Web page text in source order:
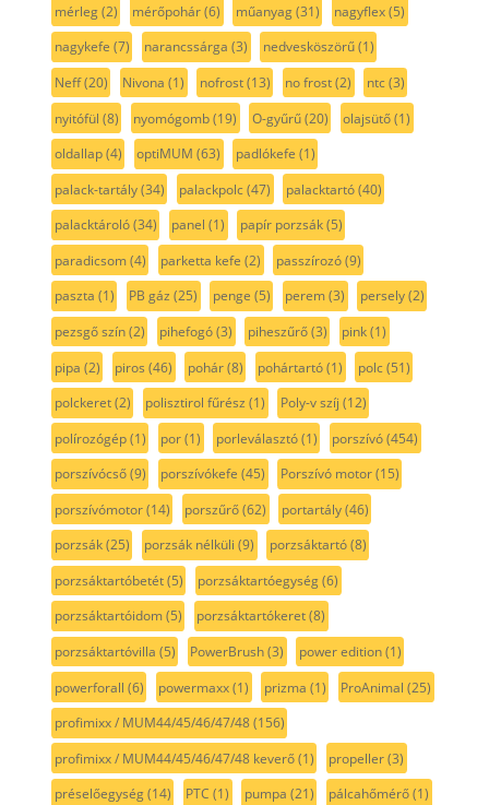
mérleg(2) mérőpohár(6) műanyag(31) nagyflex(5)
nagykefe (7) narancssárga (3) nedvesköszörű(1)
Neff(20) Nivona (1) nofrost(13) no frost(2) ntc(3)
nyitófül (8) nyomógomb(19) O-gyűrű(20) olajsütő(1)
oldallap(4) optiMUM (63) padlókefe (1)
palack-tartály(34) palackpolc(47) palacktartó(40)
palacktároló(34) panel (1) papír porzsák(5)
paradicsom(4) parketta kefe (2) passzírozó(9)
paszta (1) PB gáz (25) penge (5) perem(3) persely(2)
pezsgő szín(2) pihefogó(3) piheszűrő(3) pink(1)
pipa (2) piros (46) pohár(8) pohártartó(1) polc(51)
polckeret(2) polisztirol fűrész (1) Poly-v szíj (12)
polírozógép(1) por(1) porleválasztó(1) porszívó(454)
porszívócső(9) porszívókefe (45) Porszívó motor(15)
porszívómotor(14) porszűrő(62) portartály(46)
porzsák(25) porzsák nélküli (9) porzsáktartó(8)
porzsáktartóbetét(5) porzsáktartóegység(6)
porzsáktartóidom(5) porzsáktartókeret(8)
porzsáktartóvilla (5) PowerBrush(3) power edition(1)
powerforall (6) powermaxx(1) prizma (1) ProAnimal (25)
profimixx / MUM44/45/46/47/48(156)
profimixx / MUM44/45/46/47/48 keverő(1) propeller(3)
préselőegység(14) PTC (1) pumpa (21) pálcahőmérő(1)